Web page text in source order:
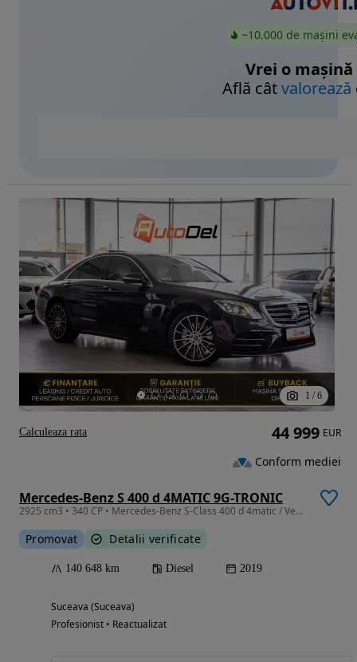
~10.000 de mașini
Vrei o mașină
Află câtvalorează
1 / 6
Mercedes-Benz S 400 d 4MATIC 9G-TRONIC
2925 cm3 • 340 CP • Mercedes-Benz S-Class 400 d 4matic / Ventilație / Night Vision /Memory
Promovat Detalii verificate
140 648 km Diesel 2019
Suceava (Suceava)
Profesionist • Reactualizat
44 999 EUR
Conform mediei
Calculeaza rata